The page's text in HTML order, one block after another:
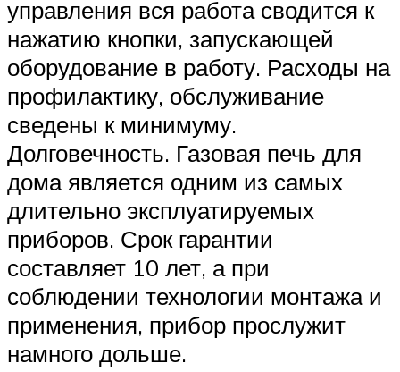
управления вся работа сводится к
нажатию кнопки, запускающей
оборудование в работу. Расходы на
профилактику, обслуживание
сведены к минимуму.
Долговечность. Газовая печь для
дома является одним из самых
длительно эксплуатируемых
приборов. Срок гарантии
составляет 10 лет, а при
соблюдении технологии монтажа и
применения, прибор прослужит
намного дольше.